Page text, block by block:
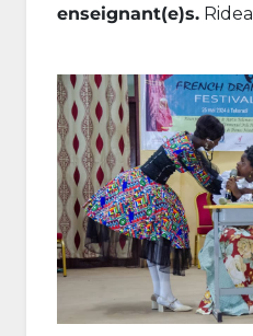
enseignant(e)s.